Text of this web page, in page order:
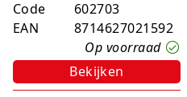
Code
602703
EAN
8714627021592
Op voorraad
Bekijken